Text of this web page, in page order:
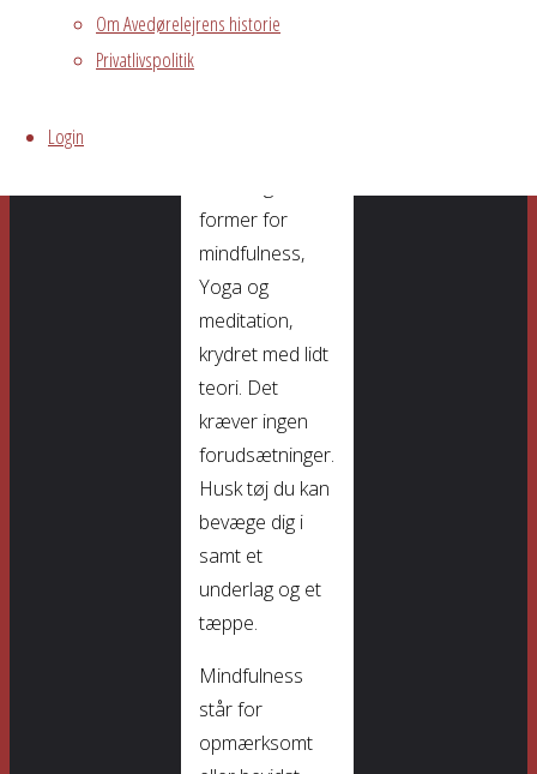
Om Avedørelejrens historie
Privatlivspolitik
Login
mindfulness
former for
mindfulness,
Yoga og
meditation,
krydret med lidt
teori. Det
kræver ingen
forudsætninger.
Husk tøj du kan
bevæge dig i
samt et
underlag og et
tæppe.
Mindfulness
står for
opmærksomt